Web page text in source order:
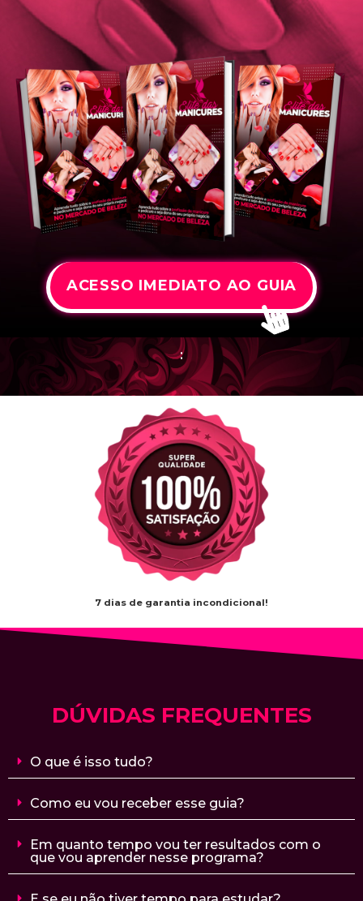
ACESSO IMEDIATO AO GUIA
:
7 dias de garantia incondicional!
DÚVIDAS FREQUENTES
O que é isso tudo?
Como eu vou receber esse guia?
Em quanto tempo vou ter resultados com o
que vou aprender nesse programa?